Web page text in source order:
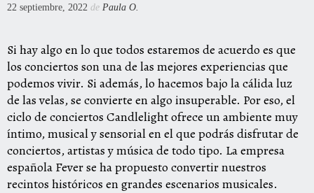
22 septiembre, 2022 de Paula O.
Si hay algo en lo que todos estaremos de acuerdo es que
los conciertos son una de las mejores experiencias que
podemos vivir. Si además, lo hacemos bajo la cálida luz
de las velas, se convierte en algo insuperable. Por eso, el
ciclo de conciertos Candlelightofrece un ambiente muy
íntimo, musical y sensorial en el que podrás disfrutar de
conciertos, artistas y música de todo tipo. La empresa
española Fever se ha propuesto convertir nuestros
recintos históricos en grandes escenarios musicales.